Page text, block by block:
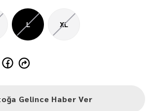
L XL
Gelince Haber Ver